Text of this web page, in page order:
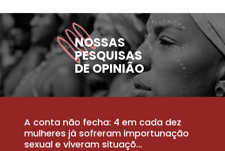
NOSSAS
PESQUISAS
DE OPINIÃO
A conta não fecha: 4 em cada dez
mulheres já sofreram importunação
sexual e viveram situaçõ...